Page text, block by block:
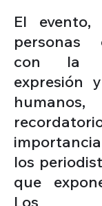
El
personas
con la
expresión
los
que
Los